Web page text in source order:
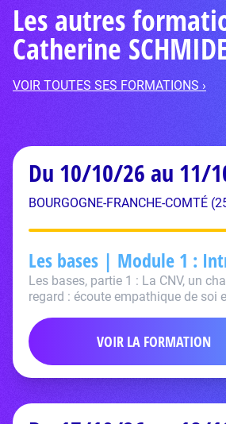
Les autres
Catherine
VOIR TOUTES SES FORMATIONS ›
Du 10/10/26 au 11/
BOURGOGNE-FRANCHE-COMTÉ
Les bases | Module 1 :
Les bases, partie 1 : La CNV, un
regard : écoute empathique de soi
VOIR LA FORMATION